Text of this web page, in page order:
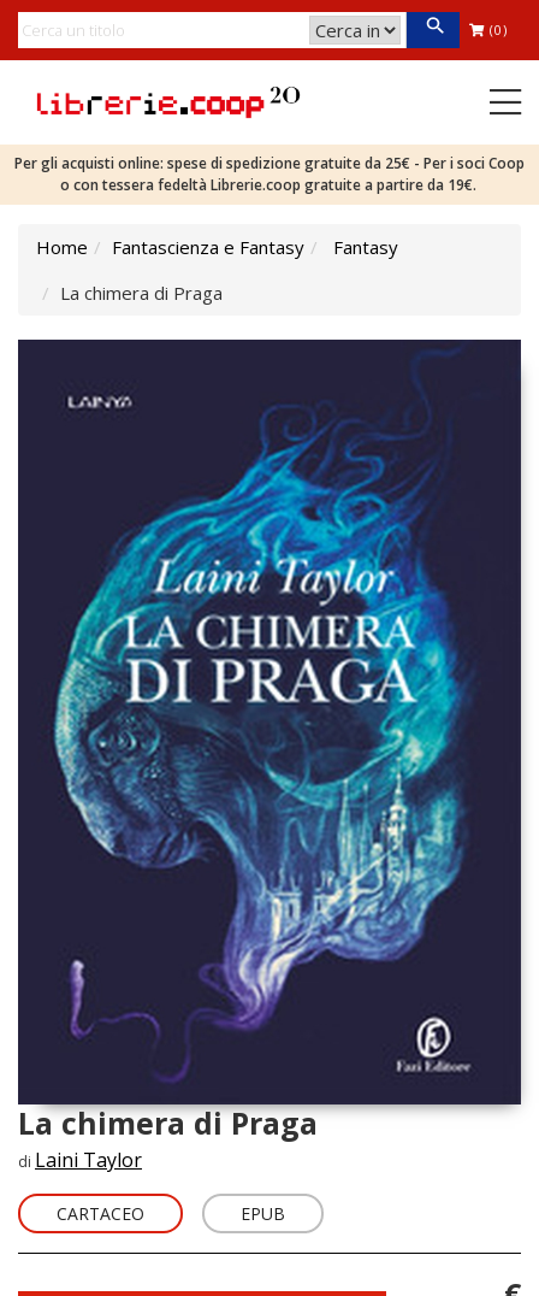
(0)
Per gli acquisti online: spese di spedizione gratuite da 25€ - Per i soci Coop
o con tessera fedeltà Librerie.coop gratuite a partire da 19€.
Home Fantascienza e Fantasy
Fantasy
La chimera di Praga
La chimera di Praga
di Laini Taylor
CARTACEO EPUB